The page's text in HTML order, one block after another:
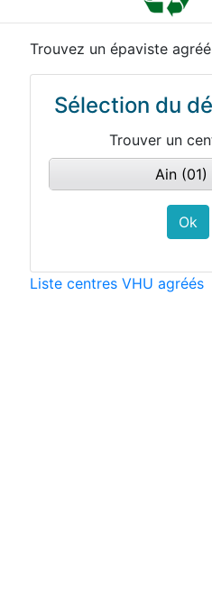
Trouvez un épaviste agréé
Sélection du
Trouver un
Ain (01)
Liste centres VHU agréés